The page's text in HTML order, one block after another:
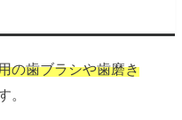
の歯ブラシや歯磨き
。